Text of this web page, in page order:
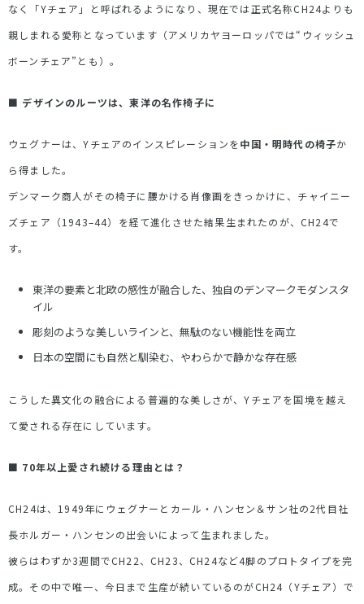
なく「Yチェア」と呼ばれるようになり、現在では正式名称CH24よりも
親しまれる愛称となっています（アメリカヤヨーロッパでは“ ウィッシュ
ボーンチェア” とも）。
■ デザインのルーツは、東洋の名作椅子に
ウェグナーは、Yチェアのインスピレーションを中国・明時代の椅子か
ら得ました。
デンマーク商人がその椅子に腰かける肖像画をきっかけに、チャイニー
ズチェア（1943–44）を経て進化させた結果生まれたのが、CH24で
す。
東洋の要素と北欧の感性が融合した、独自のデンマークモダンスタ
イル
彫刻のような美しいラインと、無駄のない機能性を両立
日本の空間にも自然と馴染む、やわらかで静かな存在感
こうした異文化の融合による普遍的な美しさが、Yチェアを国境を越え
て愛される存在にしています。
■ 70年以上愛され続ける理由とは？
CH24は、 1949年にウェグナーとカール・ハンセン＆サン社の2代目社
長ホルガー・ハンセンの出会いによって生まれました。
彼らはわずか3週間でCH22、CH23、CH24など4脚のプロトタイプを完
成。その中で唯一、今日まで生産が続いているのがCH24 （Yチェア）で